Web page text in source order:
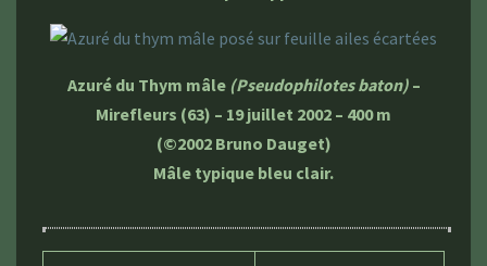
Azuré du Thym mâle (Pseudophilotes baton) –
Mirefleurs (63) – 19 juillet 2002 – 400 m
(©2002 Bruno Dauget)
Mâle typique bleu clair.